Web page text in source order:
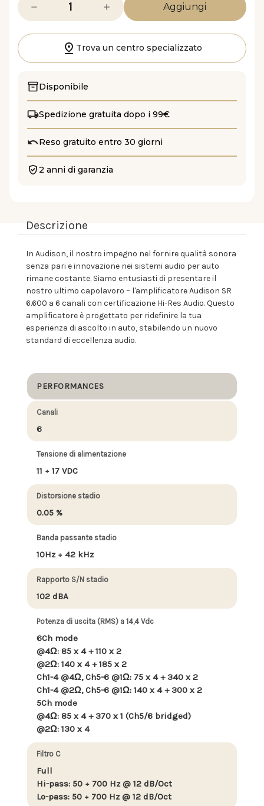
Diminuisci
quantità
Aumenta
quantità
6.600
Trova un centro specializzato
Disponibile
Spedizione gratuita dopo i 99€
Reso gratuito entro 30 giorni
2 anni di garanzia
Descrizione
In Audison, il nostro impegno nel fornire qualità sonora
senza pari e innovazione nei sistemi audio per auto
rimane costante. Siamo entusiasti di presentare il
nostro ultimo capolavoro – l'amplificatore Audison SR
6.600 a 6 canali con certificazione Hi-Res Audio. Questo
amplificatore è progettato per ridefinire la tua
esperienza di ascolto in auto, stabilendo un nuovo
standard di eccellenza audio.
PERFORMANCES
Canali
6
Tensione di alimentazione
11 ÷ 17 VDC
Distorsione stadio
0.05 %
Banda passante stadio
10Hz ÷ 42 kHz
Rapporto S/N stadio
102 dBA
Potenza di uscita (RMS) a 14,4 Vdc
6Ch mode
@4Ω: 85 x 4 + 110 x 2
@2Ω: 140 x 4 + 185 x 2
Ch1-4 @4Ω, Ch5-6 @1Ω: 75 x 4 + 340 x 2
Ch1-4 @2Ω, Ch5-6 @1Ω: 140 x 4 + 300 x 2
5Ch mode
@4Ω: 85 x 4 + 370 x 1 (Ch5/6 bridged)
@2Ω: 130 x 4
Filtro C
Full
Hi-pass: 50 ÷ 700 Hz @ 12 dB/Oct
Lo-pass: 50 ÷ 700 Hz @ 12 dB/Oct